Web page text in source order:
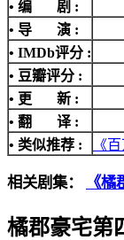
• 编 剧 :
• 导 演 :
• IMDb评分 :
• 豆瓣评分 :
• 更 新 :
• 翻 译 :
• 类似推荐 :
《
相关剧集： 《
橘郡豪宅第